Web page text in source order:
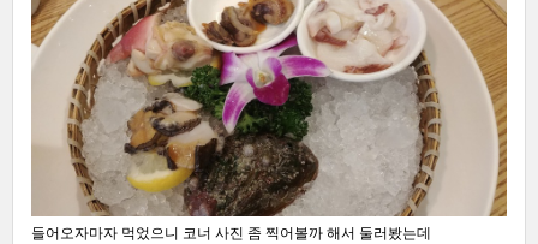
들어오자마자 먹었으니 코너 사진 좀 찍어볼까 해서 둘러봤는데